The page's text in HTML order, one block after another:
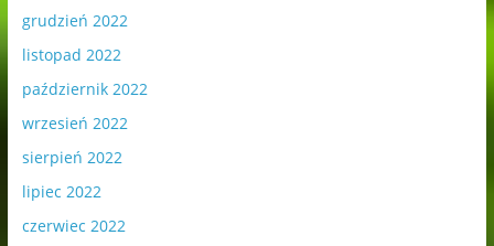
grudzień 2022
listopad 2022
październik 2022
wrzesień 2022
sierpień 2022
lipiec 2022
czerwiec 2022